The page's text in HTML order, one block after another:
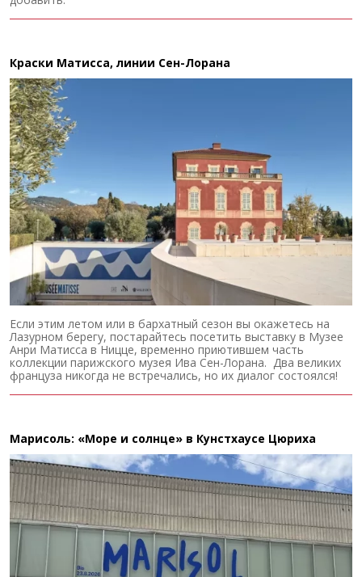
Краски Матисса, линии Сен-Лорана
Если этим летом или в бархатный сезон вы окажетесь на
Лазурном берегу, постарайтесь посетить выставку в Музее
Анри Матисса в Ницце, временно приютившем часть
коллекции парижского музея Ива Сен-Лорана. Два великих
француза никогда не встречались, но их диалог состоялся!
Марисоль: «Море и солнце» в Кунстхаусе Цюриха